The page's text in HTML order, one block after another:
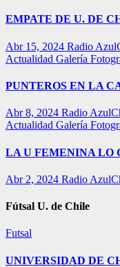
EMPATE DE U. DE
Abr 15, 2024 Radio
Actualidad Galería
PUNTEROS EN LA
Abr 8, 2024 Radio
Actualidad Galería
LA U FEMENINA LO
Abr 2, 2024 Radio
Fútsal U. de Chile
Futsal
UNIVERSIDAD DE